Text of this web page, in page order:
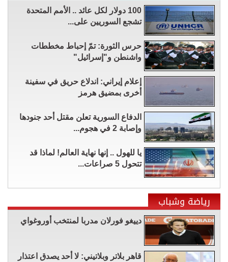
100 دولار لكل عائد .. الأمم المتحدة
تشجع السوريين على...
حرس الثورة: تمّ إحباط مخططات
واشنطن و"إسرائيل"
إعلام إيراني: اندلاع حريق في سفينة
أخرى بمضيق هرمز
الدفاع السورية تعلن مقتل أحد جنودها
وإصابة 2 في هجوم...
يا للهول .. إنها نهاية العالم! لماذا قد
تتحول 5 صراعات...
رياضة وشباب
دييغو فورلان مدربا لمنتخب أوروغواي
قاهر بلاتر وبلاتيني: لا أحد يصدق اعتذار